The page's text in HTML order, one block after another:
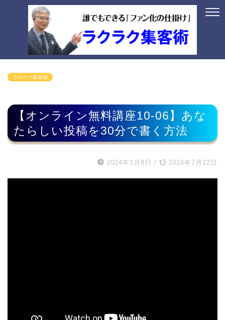
ラクラク集客術
【オンライン無料講座10-06】あな
たらしい投稿を30分で書く方法
2024年1月8日 / 2024年7月22日